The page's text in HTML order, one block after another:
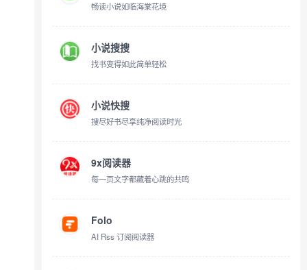
畅读小说如临海棠花境
小说搜搜
找书变得如此简单轻松
小说快搜
搜尽好书尽享纯净阅读时光
9x阅读器
每一页文字都藏着心跳的共鸣
Folo
AI Rss 订阅阅读器